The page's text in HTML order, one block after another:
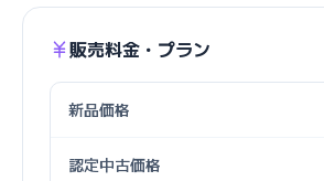
販売料金・プラン
新品価格
認定中古価格